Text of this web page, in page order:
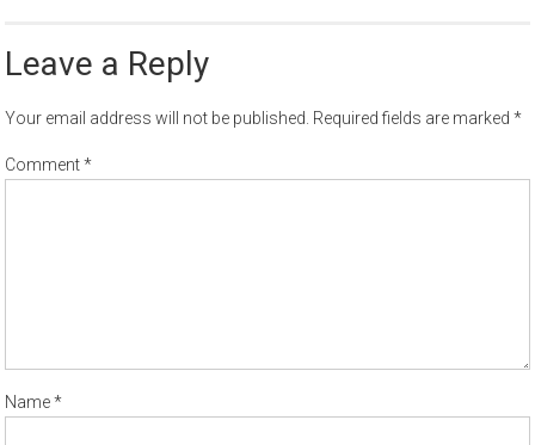
Leave a Reply
Your email address will not be published. Required fields are marked*
Comment*
Name*